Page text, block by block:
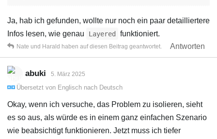
Ja, hab ich gefunden, wollte nur noch ein paar detailliertere
Infos lesen, wie genau
Layered
funktioniert.
Antworten
Nate und Harald haben auf diesen Beitrag geantwortet.
abuki 5. März 2025
Übersetzt von Englisch nach Deutsch
Okay, wenn ich versuche, das Problem zu isolieren, sieht
es so aus, als würde es in einem ganz einfachen Szenario
wie beabsichtigt funktionieren. Jetzt muss ich tiefer